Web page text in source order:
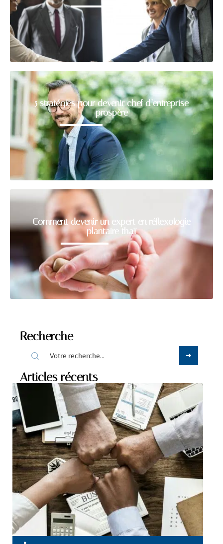
5 stratégies pour devenir chef d’entreprise
prospère
Comment devenir un expert en réflexologie
plantaire thaï
Recherche
Articles récents